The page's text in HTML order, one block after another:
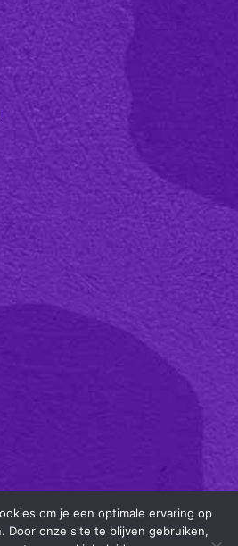
in Amersfoort en
Joure
om je een optimale ervaring op
Door onze site te blijven gebruiken,